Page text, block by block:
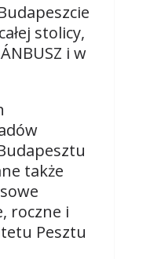
stolicy,
i w
także
roczne i
Pesztu